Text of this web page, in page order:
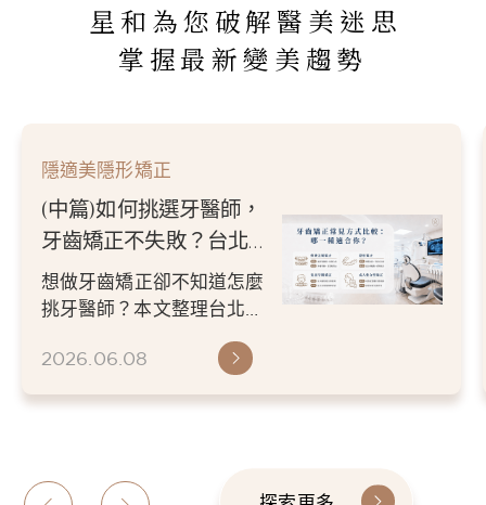
星和為您破解醫美迷思
掌握最新變美趨勢
隱適美隱形矯正
(中篇)如何挑選牙醫師，
牙齒矯正不失敗？台北／
新竹牙醫推薦指南
想做牙齒矯正卻不知道怎麼
挑牙醫師？本文整理台北／
醫師經驗、數位檢查、矯正
2026.06.08